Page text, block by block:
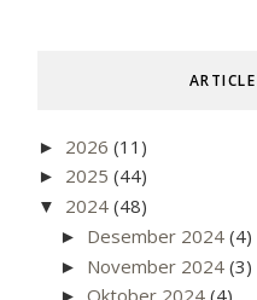
ARTICLE
► 2026(11)
► 2025(44)
▼ 2024(48)
► Desember 2024(4)
► November 2024(3)